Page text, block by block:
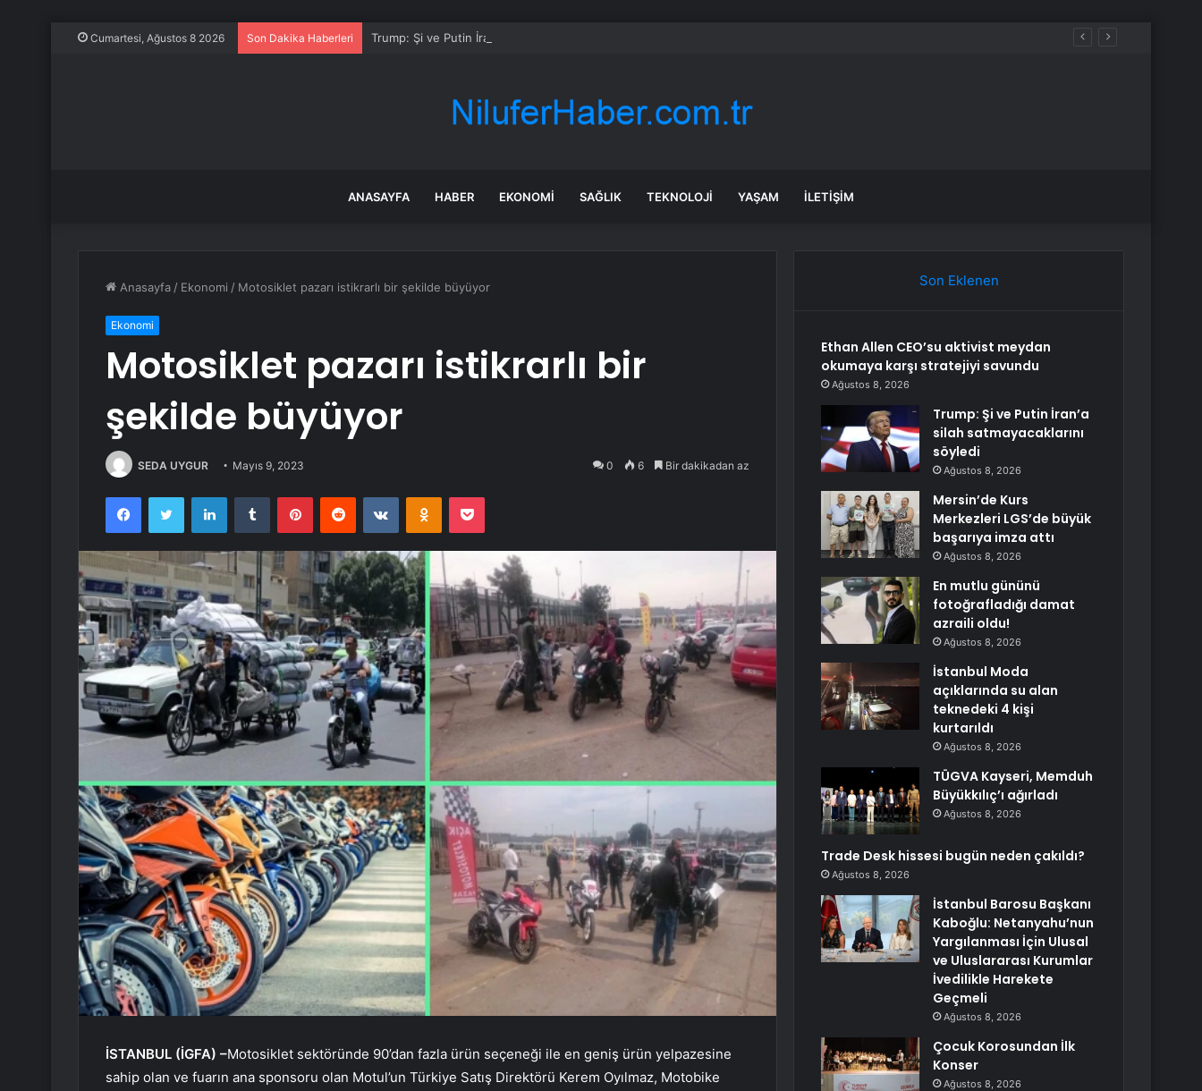
Cumartesi, Ağustos 8 2026 Son Dakika Haberleri Trump: Şi ve Putin İran’a silah satmayacaklarını söyledi
ANASAYFA HABER EKONOMI SAĞLIK TEKNOLOJI YAŞAM İLETIŞIM
Anasayfa / Ekonomi / Motosiklet pazarı istikrarlı bir şekilde büyüyor
Ekonomi
Motosiklet pazarı istikrarlı bir
şekilde büyüyor
SEDA UYGUR Mayıs 9, 2023 0 6 Bir dakikadan az
FacebookTwitter LinkedInTumblr PinterestReddit VKontakteOdnoklassniki
Pocket
İSTANBUL (İGFA) –Motosiklet sektöründe 90’dan fazla ürün seçeneği ile en geniş ürün yelpazesine
sahip olan ve fuarın ana sponsoru olan Motul’un Türkiye Satış Direktörü Kerem Oyılmaz, Motobike
Son Eklenen
Ethan Allen CEO’su aktivist meydan
okumaya karşı stratejiyi savundu
Ağustos 8, 2026
Trump: Şi ve Putin İran’a
silah satmayacaklarını
söyledi
Ağustos 8, 2026
Mersin’de Kurs
Merkezleri LGS’de büyük
başarıya imza attı
Ağustos 8, 2026
En mutlu gününü
fotoğrafladığı damat
azraili oldu!
Ağustos 8, 2026
İstanbul Moda
açıklarında su alan
teknedeki 4 kişi
kurtarıldı
Ağustos 8, 2026
TÜGVA Kayseri, Memduh
Büyükkılıç’ı ağırladı
Ağustos 8, 2026
Trade Desk hissesi bugün neden çakıldı?
Ağustos 8, 2026
İstanbul Barosu Başkanı
Kaboğlu: Netanyahu’nun
Yargılanması İçin Ulusal
ve Uluslararası Kurumlar
İvedilikle Harekete
Geçmeli
Ağustos 8, 2026
Çocuk Korosundan İlk
Konser
Ağustos 8, 2026